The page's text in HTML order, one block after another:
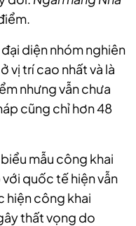
đại diện nhóm nghiên
vị trí cao nhất và là
nhưng vẫn chưa
cũng chỉ hơn 48
mẫu công khai
với quốc tế hiện vẫn
hiện công khai
thất vọng do